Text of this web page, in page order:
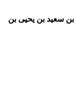
سعيد بن يحيى بن